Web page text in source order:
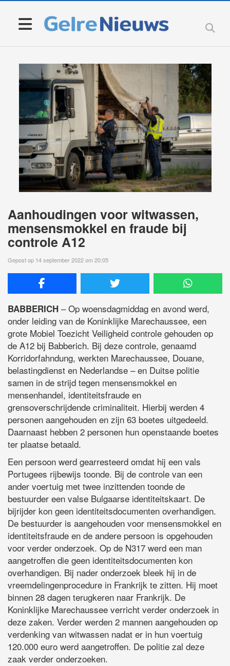
Aanhoudingen voor witwassen,
mensensmokkel en fraude bij
controle A12
Gepost op 14 september 2022 om 20:05
BABBERICH – Op woensdagmiddag en avond werd,
onder leiding van de Koninklijke Marechaussee, een
grote Mobiel Toezicht Veiligheid controle gehouden op
de A12 bij Babberich. Bij deze controle, genaamd
Korridorfahndung, werkten Marechaussee, Douane,
belastingdienst en Nederlandse – en Duitse politie
samen in de strijd tegen mensensmokkel en
mensenhandel, identiteitsfraude en
grensoverschrijdende criminaliteit. Hierbij werden 4
personen aangehouden en zijn 63 boetes uitgedeeld.
Daarnaast hebben 2 personen hun openstaande boetes
ter plaatse betaald.
Een persoon werd gearresteerd omdat hij een vals
Portugees rijbewijs toonde. Bij de controle van een
ander voertuig met twee inzittenden toonde de
bestuurder een valse Bulgaarse identiteitskaart. De
bijrijder kon geen identiteitsdocumenten overhandigen.
De bestuurder is aangehouden voor mensensmokkel en
identiteitsfraude en de andere persoon is opgehouden
voor verder onderzoek. Op de N317 werd een man
aangetroffen die geen identiteitsdocumenten kon
overhandigen. Bij nader onderzoek bleek hij in de
vreemdelingenprocedure in Frankrijk te zitten. Hij moet
binnen 28 dagen terugkeren naar Frankrijk. De
Koninklijke Marechaussee verricht verder onderzoek in
deze zaken. Verder werden 2 mannen aangehouden op
verdenking van witwassen nadat er in hun voertuig
120.000 euro werd aangetroffen. De politie zal deze
zaak verder onderzoeken.